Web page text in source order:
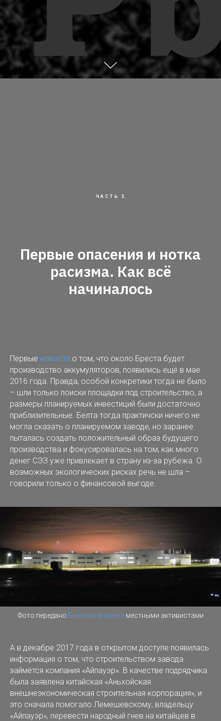
ЧАСТЬ 1
Первые опасения и нотка
расизма. Как всё
начиналось
Первые новости о том, что около Бреста будет
производство аккумуляторов, появились ещё в мае
2016 года. Правда, особой конкретики тогда не было
– шли только поиски площадки под строительство, а
размеры планируемых инвестиций были достаточно
приблизительные. Белта тогда практичски ничего не
могла сказать о планируемом заводе, но заранее
пыталась создать положительный образ будущего
производства и фокусировалась на том, как много
денег СЭЗ уже привлекает в страну из-за рубежа. О
возможных экологических рисках речь не шла –
говорили только о финансовой выгоде.
Фото передано Брестской газете местными активистами
А в декабре 2017 года в открытом доступе появилась
информация о том, что строительством завода
займётся компания «Айпауэр». В качестве подрядчика
была заявлена китайская «Аньхойская
внешнеэкономическая строительная корпорация», и
это сначала помогало Лемешевскому, владельцу
«Айпауэр», перевести народный гнев на китайцев в